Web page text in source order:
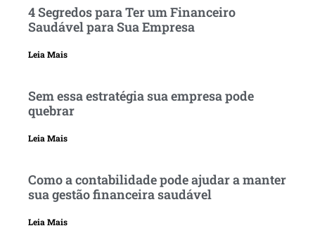
4 Segredos para Ter um Financeiro
Saudável para Sua Empresa
Leia Mais
Sem essa estratégia sua empresa pode
quebrar
Leia Mais
Como a contabilidade pode ajudar a manter
sua gestão financeira saudável
Leia Mais